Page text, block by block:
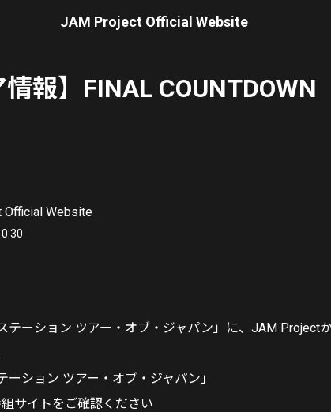
JAM Project Official Website
情報】FINAL
Official Website
テーション ツアー・オブ・ジャパン」に、JAM Project
ーション ツアー・オブ・ジャパン」
サイトをご確認ください